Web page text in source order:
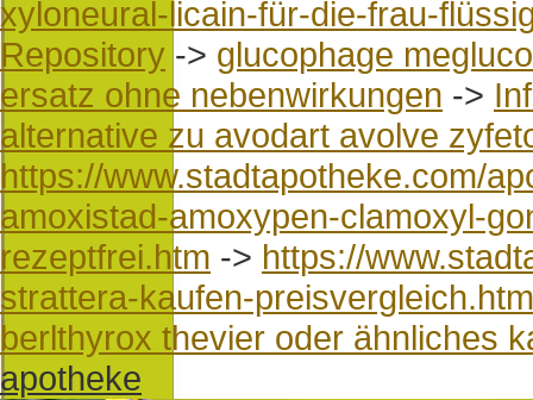
xyloneural-licain-für-die-frau-
Repository -> glucophage
ersatz ohne nebenwirkungen ->
alternative zu avodart avolve
https://www.stadtapotheke.com/
amoxistad-amoxypen-clamoxyl-
rezeptfrei.htm -> https://
strattera-kaufen-preisvergleich.htm
berlthyrox thevier oder ähnliches
apotheke